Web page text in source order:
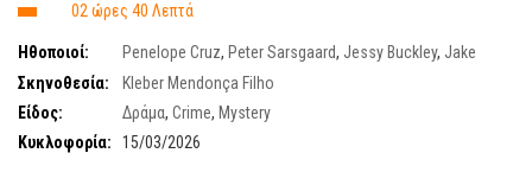
02 ώρες 40 Λεπτά
Ηθοποιοί: Penelope Cruz, Peter Sarsgaard, Jessy Buckley, Jake
Gyllenhaal,Christian Bale,Annette Bening
Σκηνοθεσία:
Kleber Mendonça Filho
Είδος:
Δράμα, Crime, Mystery
Κυκλοφορία:
15/03/2026